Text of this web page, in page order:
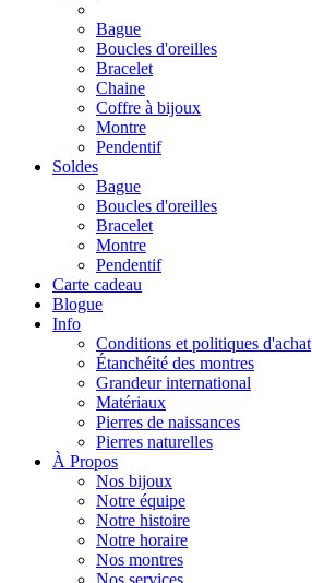
Bague
Boucles d'oreilles
Bracelet
Chaine
Coffre à bijoux
Montre
Pendentif
Soldes
Bague
Boucles d'oreilles
Bracelet
Montre
Pendentif
Carte cadeau
Blogue
Info
Conditions et politiques d'achat
Étanchéité des montres
Grandeur international
Matériaux
Pierres de naissances
Pierres naturelles
À Propos
Nos bijoux
Notre équipe
Notre histoire
Notre horaire
Nos montres
Nos services